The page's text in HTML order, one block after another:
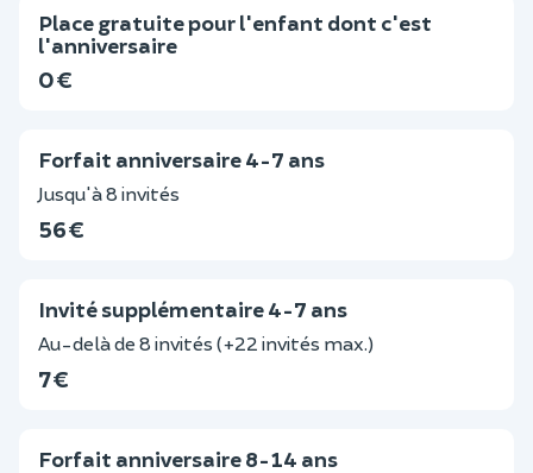
Place gratuite pour l'enfant dont c'est
l'anniversaire
0 €
Forfait anniversaire 4-7 ans
Jusqu'à 8 invités
56 €
Invité supplémentaire 4-7 ans
Au-delà de 8 invités (+22 invités max.)
7 €
Forfait anniversaire 8-14 ans